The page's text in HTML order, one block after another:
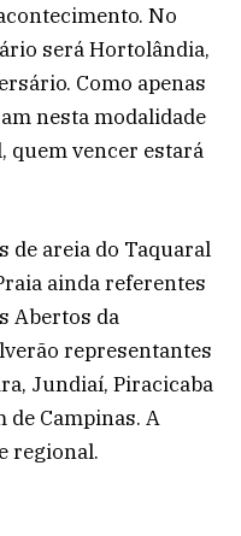
No
será Hortolândia,
Como apenas
nesta modalidade
quem vencer estará
de areia do Taquaral
ainda referentes
Abertos da
representantes
Jundiaí, Piracicaba
de Campinas. A
regional.